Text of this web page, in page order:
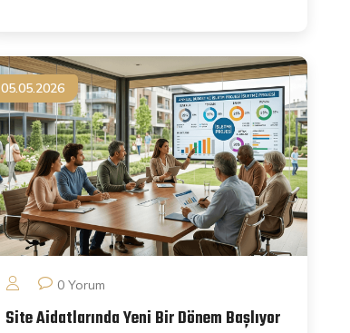
05.05.2026
0 Yorum
Site Aidatlarında Yeni Bir Dönem Başlıyor